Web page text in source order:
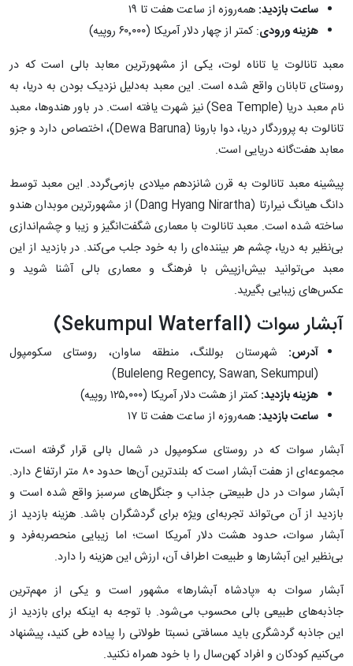
ساعت بازدید: همه‌روزه از ساعت هفت تا ۱۹
هزینه ورودی: کمتر از چهار دلار آمریکا (۶۰٬۰۰۰ روپیه)
معبد تانالوت یا تاناه لوت، یکی از مشهورترین معابد بالی است که در
روستای تابانان واقع شده است. این معبد به‌دلیل نزدیک بودن به دریا، به
نام معبد دریا (Sea Temple) نیز شهرت یافته است. در باور هندوها، معبد
تانالوت به پروردگار دریا، دوا بارونا (Dewa Baruna)، اختصاص دارد و جزو
معابد هفت‌گانه دریایی است.
پیشینه معبد تانالوت به قرن شانزدهم میلادی بازمی‌گردد. این معبد توسط
دانگ هیانگ نیرارتا (Dang Hyang Nirartha) از مشهورترین موبدان هندو
ساخته شده است. معبد تانالوت با معماری شگفت‌انگیز و زیبا و چشم‌اندازی
بی‌نظیر به دریا، چشم هر بیننده‌ای را به خود جلب می‌کند. در بازدید از این
معبد می‌توانید بیش‌ازپیش با فرهنگ و معماری بالی آشنا شوید و
عکس‌های زیبایی بگیرید.
آبشار سوات (Sekumpul Waterfall)
آدرس: شهرستان بوللنگ، منطقه ساوان، روستای سکومپول
(Buleleng Regency, Sawan, Sekumpul)
هزینه بازدید:کمتر از هشت دلار آمریکا (۱۲۵٬۰۰۰ روپیه)
ساعت بازدید: همه‌روزه از ساعت هفت تا ۱۷
آبشار سوات که در روستای سکومپول در شمال بالی قرار گرفته است،
مجموعه‌ای از هفت آبشار است که بلندترین آن‌ها حدود ۸۰ متر ارتفاع دارد.
آبشار سوات در دل طبیعتی جذاب و جنگل‌های سرسبز واقع شده است و
بازدید از آن می‌تواند تجربه‌ای ویژه برای گردشگران باشد. هزینه بازدید از
آبشار سوات، حدود هشت دلار آمریکا است؛ اما زیبایی منحصربه‌فرد و
بی‌نظیر این آبشارها و طبیعت اطراف آن، ارزش این هزینه را دارد.
آبشار سوات به «پادشاه آبشارها» مشهور است و یکی از مهم‌ترین
جاذبه‌های طبیعی بالی محسوب می‌شود. با توجه‌ به اینکه برای بازدید از
این جاذبه گردشگری باید مسافتی نسبتا طولانی را پیاده‌ طی کنید، پیشنهاد
می‌کنیم کودکان و افراد کهن‌سال را با خود همراه نکنید.